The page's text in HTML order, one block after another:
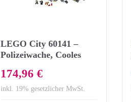
LEGO City 60141 –
Polizeiwache, Cooles
174,96 €
inkl. 19% gesetzlicher MwSt.